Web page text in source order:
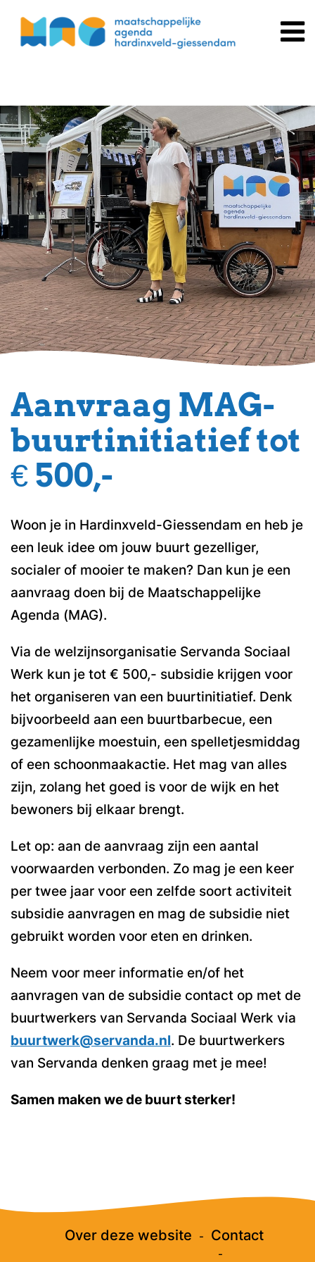
naar
Aanvraag MAG-
buurtinitiatief tot
€ 500,-
Woon je in Hardinxveld-Giessendam en heb je
een leuk idee om jouw buurt gezelliger,
socialer of mooier te maken? Dan kun je een
aanvraag doen bij de Maatschappelijke
Agenda (MAG).
Via de welzijnsorganisatie Servanda Sociaal
Werk kun je tot € 500,- subsidie krijgen voor
het organiseren van een buurtinitiatief. Denk
bijvoorbeeld aan een buurtbarbecue, een
gezamenlijke moestuin, een spelletjesmiddag
of een schoonmaakactie. Het mag van alles
zijn, zolang het goed is voor de wijk en het
bewoners bij elkaar brengt.
Let op: aan de aanvraag zijn een aantal
voorwaarden verbonden. Zo mag je een keer
per twee jaar voor een zelfde soort activiteit
subsidie aanvragen en mag de subsidie niet
gebruikt worden voor eten en drinken.
Neem voor meer informatie en/of het
aanvragen van de subsidie contact op met de
buurtwerkers van Servanda Sociaal Werk via
buurtwerk@servanda.nl. De buurtwerkers
van Servanda denken graag met je mee!
Samen maken we de buurt sterker!
Over deze website Contact